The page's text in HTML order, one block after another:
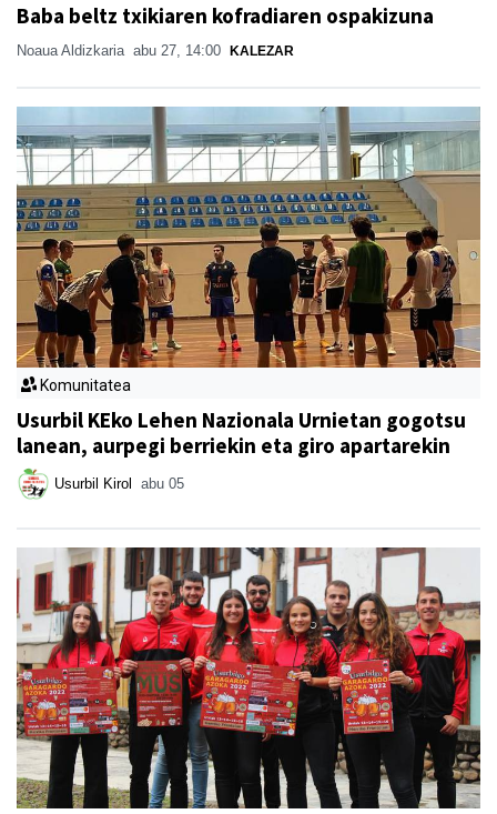
Baba beltz txikiaren kofradiaren ospakizuna
Noaua Aldizkaria abu 27, 14:00 KALEZAR
Komunitatea
Usurbil KEko Lehen Nazionala Urnietan gogotsu
lanean, aurpegi berriekin eta giro apartarekin
Usurbil Kirol abu 05